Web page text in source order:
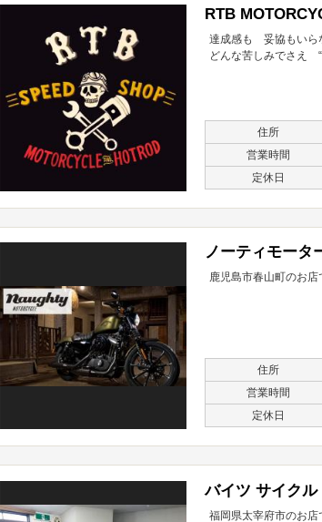
RTB
達成感も 妥協もいら
どんな苦しみでさえ
住所
営業時間
定休日
ノーティモータ
鹿児島市春山町のお店
住所
営業時間
定休日
バイツ サイクル
福岡県太宰府市のお店